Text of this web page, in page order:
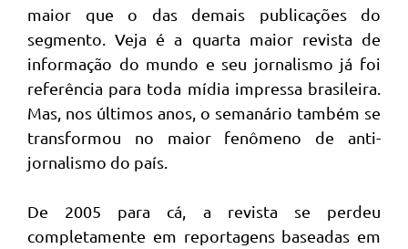
maior que o das demais publicações do
segmento. Veja é a quarta maior revista de
informação do mundo e seu jornalismo já foi
referência para toda mídia impressa brasileira.
Mas, nos últimos anos, o semanário também se
transformou no maior fenômeno de anti-
jornalismo do país.
De 2005 para cá, a revista se perdeu
completamente em reportagens baseadas em